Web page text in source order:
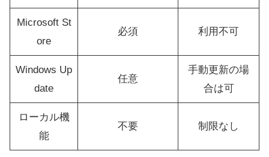
Microsoft St
ore
必須 利用不可
Windows Up
date
任意
手動更新の場
合は可
ローカル機
能
不要 制限なし